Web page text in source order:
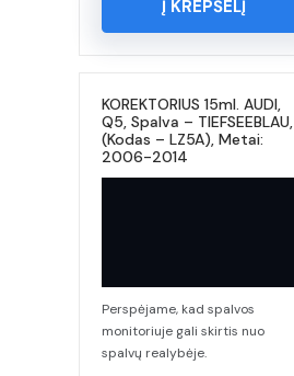
Į KREPŠELĮ
KOREKTORIUS 15ml. AUDI,
Q5, Spalva – TIEFSEEBLAU,
(Kodas – LZ5A), Metai:
2006-2014
Perspėjame, kad spalvos
monitoriuje gali skirtis nuo
spalvų realybėje.